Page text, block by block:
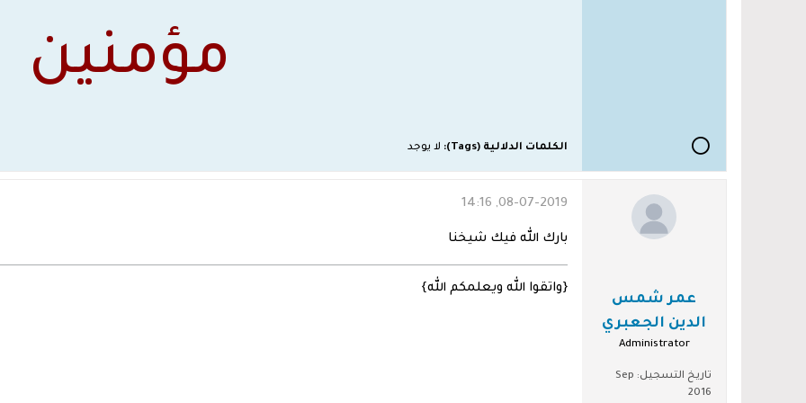
مؤمنين
الكلمات الدلالية (Tags): لا يوجد
عمر شمس
الدين الجعبري
Administrator
تاريخ التسجيل: Sep
2016
08-07-2019, 14:16
بارك الله فيك شيخنا
{واتقوا الله ويعلمكم الله}